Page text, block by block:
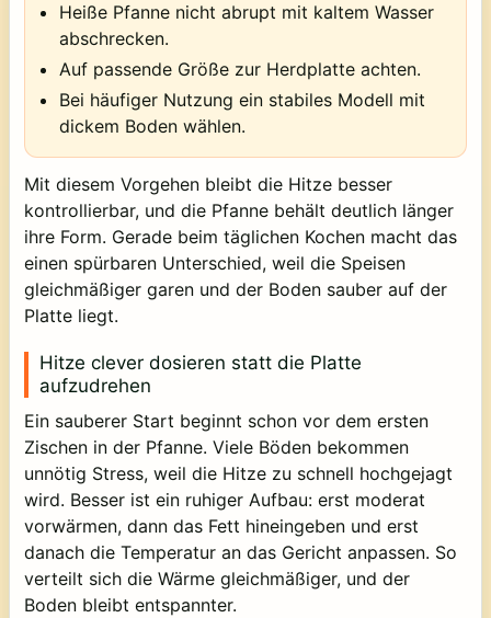
Heiße Pfanne nicht abrupt mit kaltem Wasser
abschrecken.
Auf passende Größe zur Herdplatte achten.
Bei häufiger Nutzung ein stabiles Modell mit
dickem Boden wählen.
Mit diesem Vorgehen bleibt die Hitze besser
kontrollierbar, und die Pfanne behält deutlich länger
ihre Form. Gerade beim täglichen Kochen macht das
einen spürbaren Unterschied, weil die Speisen
gleichmäßiger garen und der Boden sauber auf der
Platte liegt.
Hitze clever dosieren statt die Platte
aufzudrehen
Ein sauberer Start beginnt schon vor dem ersten
Zischen in der Pfanne. Viele Böden bekommen
unnötig Stress, weil die Hitze zu schnell hochgejagt
wird. Besser ist ein ruhiger Aufbau: erst moderat
vorwärmen, dann das Fett hineingeben und erst
danach die Temperatur an das Gericht anpassen. So
verteilt sich die Wärme gleichmäßiger, und der
Boden bleibt entspannter.